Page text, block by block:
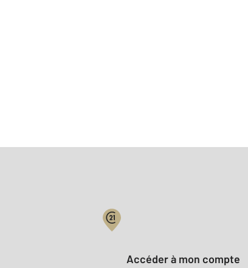
Votre compte :
Accéder à mon compte